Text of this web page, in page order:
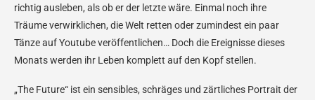
richtig ausleben, als ob er der letzte wäre. Einmal noch ihre
Träume verwirklichen, die Welt retten oder zumindest ein paar
Tänze auf Youtube veröffentlichen… Doch die Ereignisse dieses
Monats werden ihr Leben komplett auf den Kopf stellen.
„The Future“ ist ein sensibles, schräges und zärtliches Portrait der